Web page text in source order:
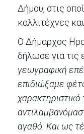
Δήμου, στις
καλλιτέχνες
Ο Δήμαρχος
δήλωσε για τις
γεωγραφική
επιδιώξαμε
αγαθό. Και ως